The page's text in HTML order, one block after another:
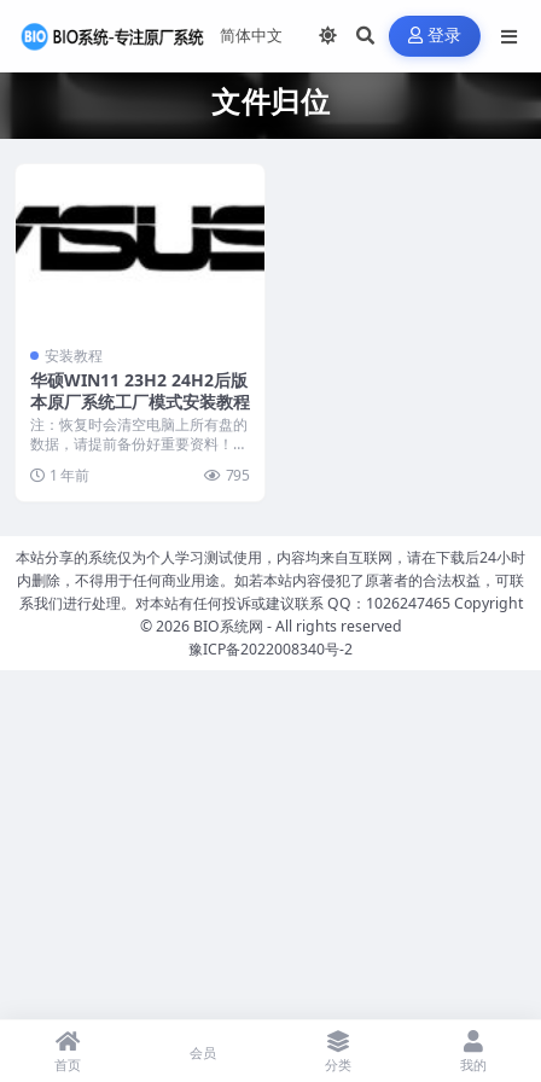
登录
文件归位
安装教程
华硕WIN11 23H2 24H2后版
本原厂系统工厂模式安装教程
注：恢复时会清空电脑上所有盘的
数据，请提前备份好重要资料！
1 年前 795
本站分享的系统仅为个人学习测试使用，内容均来自互联网，请在下载后24小时
内删除，不得用于任何商业用途。如若本站内容侵犯了原著者的合法权益，可联
系我们进行处理。对本站有任何投诉或建议联系 QQ：1026247465 Copyright
© 2026 BIO系统网 - All rights reserved
豫ICP备2022008340号-2
首页
会员
分类 我的